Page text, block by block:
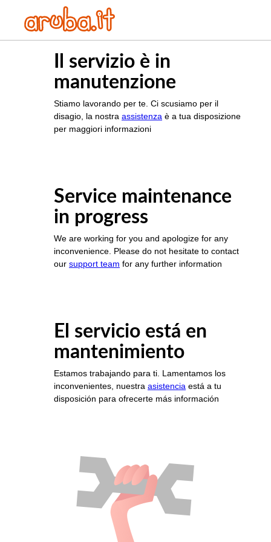
Il servizio è in
manutenzione
Stiamo lavorando per te. Ci scusiamo per il
disagio, la nostra assistenza è a tua disposizione
per maggiori informazioni
Service maintenance
in progress
We are working for you and apologize for any
inconvenience. Please do not hesitate to contact
our support team for any further information
El servicio está en
mantenimiento
Estamos trabajando para ti. Lamentamos los
inconvenientes, nuestra asistencia está a tu
disposición para ofrecerte más información